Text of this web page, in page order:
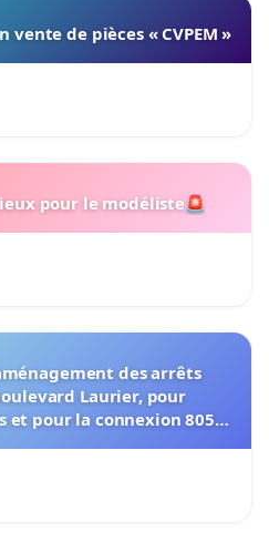
de pièces « CVPEM »
pour le modéliste🚨
des arrêts
Laurier, pour
et pour la connexion 805-